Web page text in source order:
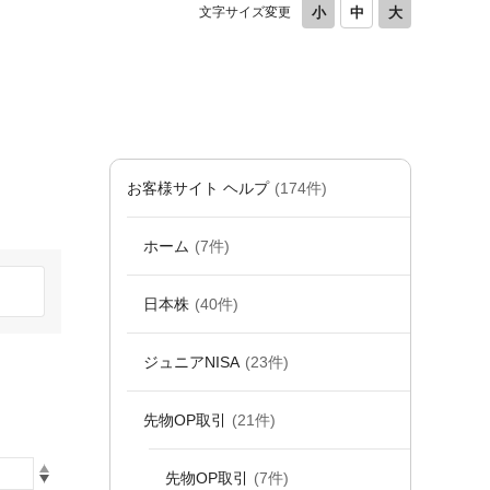
文字サイズ変更
お客様サイト ヘルプ (174件)
ホーム (7件)
日本株 (40件)
ジュニアNISA (23件)
先物OP取引 (21件)
先物OP取引 (7件)